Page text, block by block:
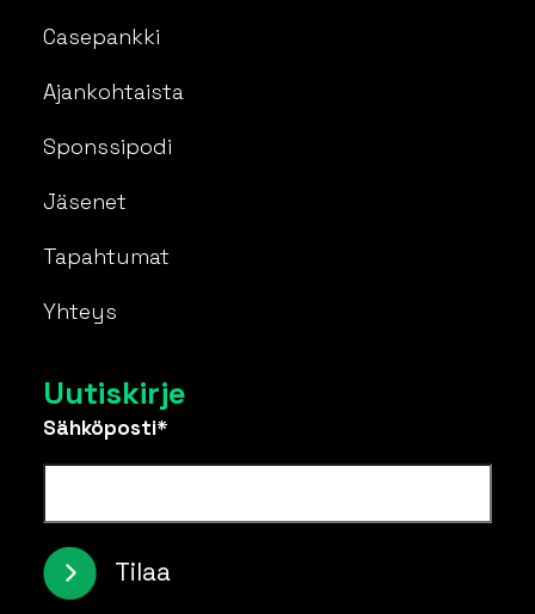
Casepankki
Ajankohtaista
Sponssipodi
Jäsenet
Tapahtumat
Yhteys
Uutiskirje
Sähköposti*
Tilaa